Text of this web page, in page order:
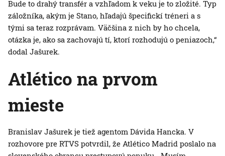
Bude to drahý transfér a vzhľadom k veku je to zložité. Typ
záložníka, akým je Stano, hľadajú špecifickí tréneri a s
tými sa teraz rozprávam. Väčšina z nich by ho chcela,
otázka je, ako sa zachovajú tí, ktorí rozhodujú o peniazoch,“
dodal Jašurek.
Atlético na prvom
mieste
Branislav Jašurek je tiež agentom Dávida Hancka. V
rozhovore pre RTVS potvrdil, že Atlético Madrid poslalo na